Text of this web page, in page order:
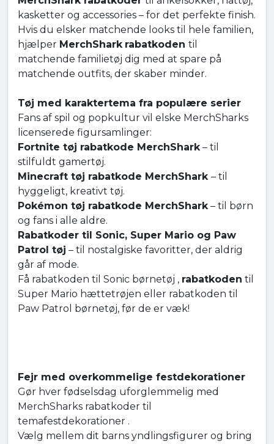
kasketter og accessories – for det perfekte finish.
Hvis du elsker matchende looks til hele familien,
hjælper MerchShark rabatkoden til
matchende familietøj dig med at spare på
matchende outfits, der skaber minder.
Tøj med karaktertema fra populære serier
Fans af spil og popkultur vil elske MerchSharks
licenserede figursamlinger:
Fortnite tøj rabatkode MerchShark– til
stilfuldt gamertøj.
Minecraft tøj rabatkode MerchShark – til
hyggeligt, kreativt tøj.
Pokémon tøj rabatkode MerchShark– til børn
og fans i alle aldre.
Rabatkoder til Sonic, Super Mario og Paw
Patrol tøj – til nostalgiske favoritter, der aldrig
går af mode.
Få rabatkoden til Sonic børnetøj , rabatkoden til
Super Mario hættetrøjen eller rabatkoden til
Paw Patrol børnetøj, før de er væk!
Fejr med overkommelige festdekorationer
Gør hver fødselsdag uforglemmelig med
MerchSharks rabatkoder til
temafestdekorationer .
Vælg mellem dit barns yndlingsfigurer og bring